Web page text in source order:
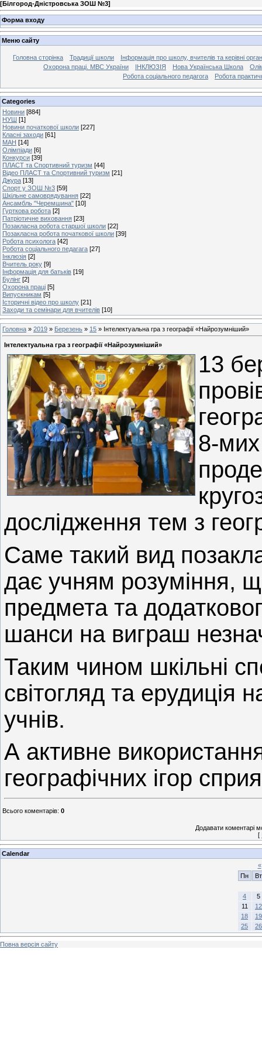
[Білгород-Дністровська ЗОШ №3]
Форма входу
Меню сайту
Головна сторінка Традиції школи
Інформація про школу, вчителів та керівні
Охорона праці. МВС України
ІНКЛЮЗІЯ Нова Українська Школа
Робота соціального педагога
Робота
Categories
Новини [884]
НУШ [1]
Новини початкової школи [227]
Класні заходи [61]
МАН [14]
Олімпіади [6]
Конкурси [39]
ПЛАСТ та Спортивний туризм [44]
Відео ПЛАСТ та Спортивний туризм [21]
Джура [13]
Спорт у ЗОШ №3 [59]
Шкільне самоврядування [22]
Ансамбль "Черемшина" [10]
Гурткова робота [2]
Патріотичне виховання [23]
Позакласна робота старшої школи [22]
Позакласна робота початкової школи [39]
Робота психолога [42]
Робота соціального педагага [27]
Інклюзія [2]
Вчитель року [9]
Інформація для батьків [19]
Булінг [2]
Охорона праці [5]
Випускникам [5]
Історичні відео про школу [21]
Заходи та семінари для вчителів [10]
Головна » 2019 » Березень » 15 » Інтелектуальна гра з географії «Найрозумніший»
Інтелектуальна гра з географії «Найрозумніший»
13
8-мих
дослідження тем з
Саме такий вид
дає учням розуміння,
предмета та
шанси на виграш
Таким чином шкільні
світогляд та ерудиція
учнів.
А активне
географічних ігор
Всього коментарів: 0
Додавати коментарі
[
Calendar
«
Пн
Вт
4
5
11
12
18
19
25
26
Повна версія сайту